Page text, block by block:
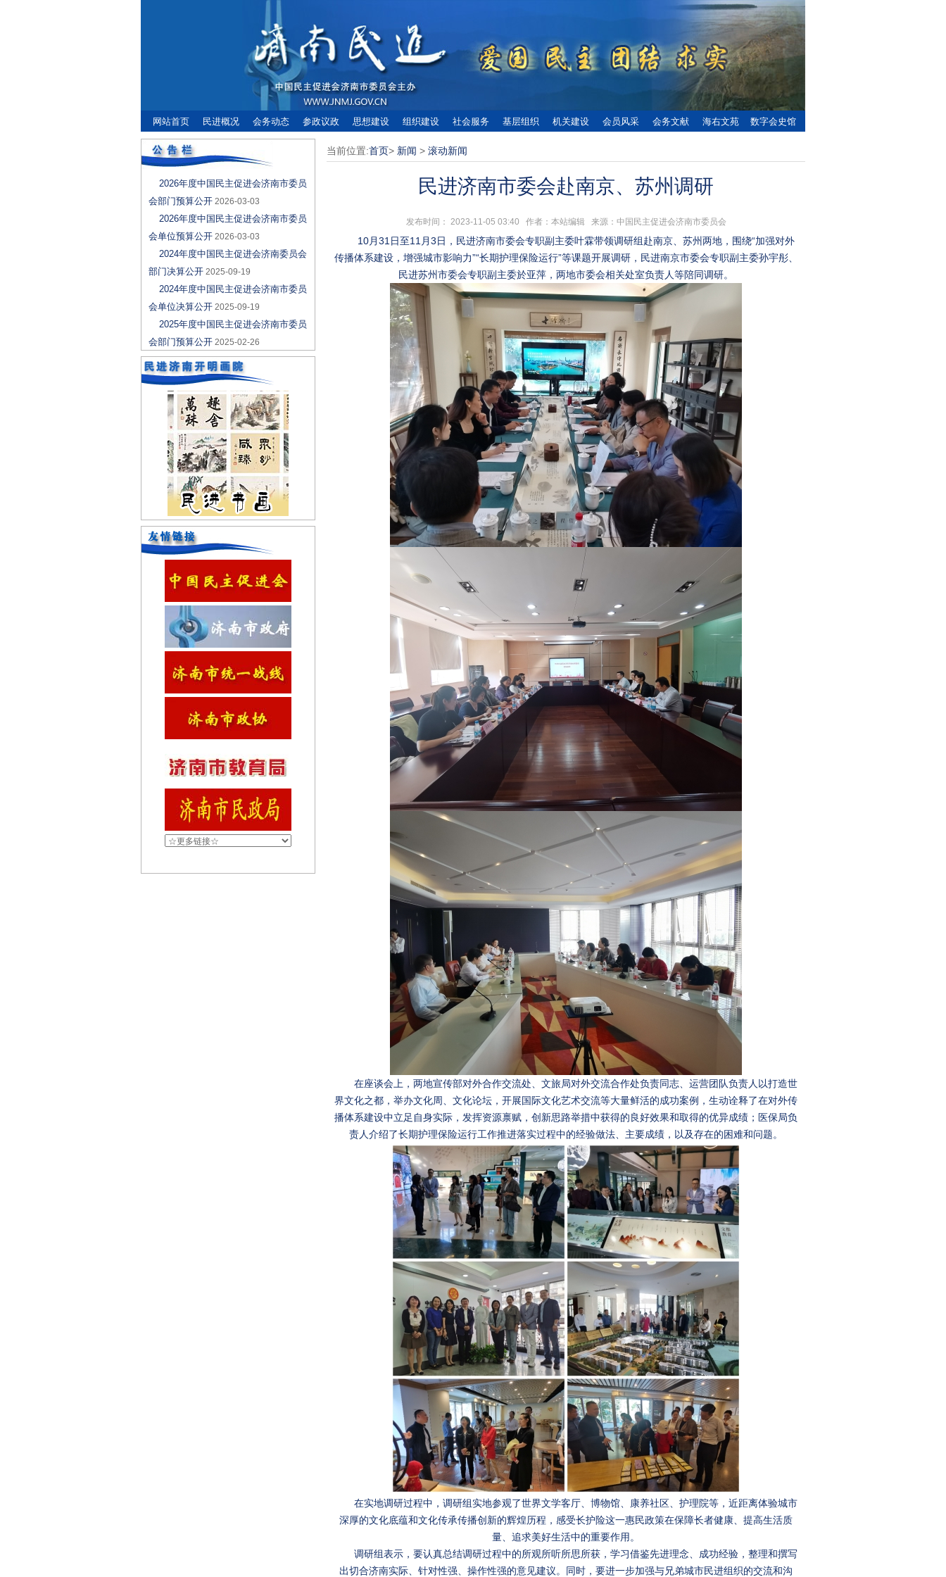
网站首页 民进概况 会务动态 参政议政 思想建设 组织建设 社会服务 基层组织 机关建设 会员风采 会务文献 海右文苑 数字会史馆
当前位置:首页> 新闻 > 滚动新闻
民进济南市委会赴南京、苏州调研
发布时间： 2023-11-05 03:40 作者：本站编辑 来源：中国民主促进会济南市委员会
10月31日至11月3日，民进济南市委会专职副主委叶霖带领调研组赴南京、苏州两地，围绕“加强对外
传播体系建设，增强城市影响力”“长期护理保险运行”等课题开展调研，民进南京市委会专职副主委孙宇彤、
民进苏州市委会专职副主委於亚萍，两地市委会相关处室负责人等陪同调研。
在座谈会上，两地宣传部对外合作交流处、文旅局对外交流合作处负责同志、运营团队负责人以打造世
界文化之都，举办文化周、文化论坛，开展国际文化艺术交流等大量鲜活的成功案例，生动诠释了在对外传
播体系建设中立足自身实际，发挥资源禀赋，创新思路举措中获得的良好效果和取得的优异成绩；医保局负
责人介绍了长期护理保险运行工作推进落实过程中的经验做法、主要成绩，以及存在的困难和问题。
在实地调研过程中，调研组实地参观了世界文学客厅、博物馆、康养社区、护理院等，近距离体验城市
深厚的文化底蕴和文化传承传播创新的辉煌历程，感受长护险这一惠民政策在保障长者健康、提高生活质
量、追求美好生活中的重要作用。
调研组表示，要认真总结调研过程中的所观所听所思所获，学习借鉴先进理念、成功经验，整理和撰写
出切合济南实际、针对性强、操作性强的意见建议。同时，要进一步加强与兄弟城市民进组织的交流和沟